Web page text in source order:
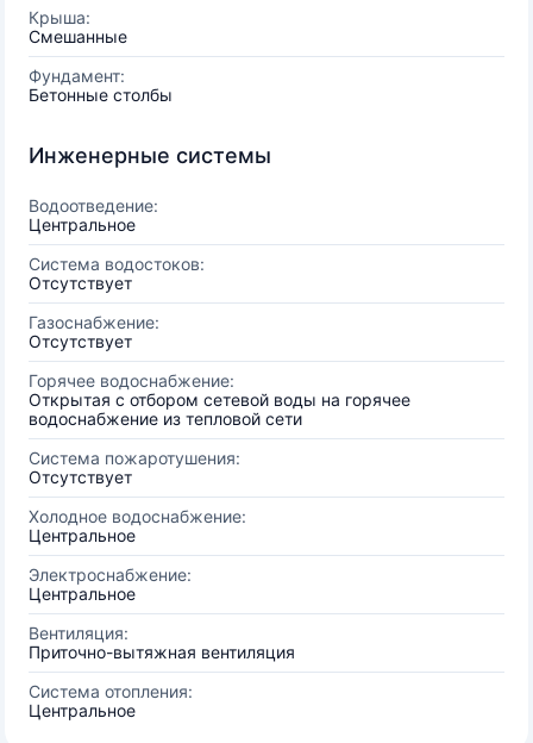
Крыша:
Смешанные
Фундамент:
Бетонные столбы
Инженерные системы
Водоотведение:
Центральное
Система водостоков:
Отсутствует
Газоснабжение:
Отсутствует
Горячее водоснабжение:
Открытая с отбором сетевой воды на горячее
водоснабжение из тепловой сети
Система пожаротушения:
Отсутствует
Холодное водоснабжение:
Центральное
Электроснабжение:
Центральное
Вентиляция:
Приточно-вытяжная вентиляция
Система отопления:
Центральное